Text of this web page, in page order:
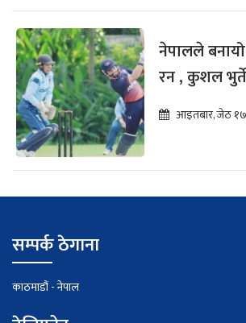
नेपालले
रन , कुशल
आइतबार, जेठ
सम्पर्क ठेगाना
काठमाडौं - नेपाल